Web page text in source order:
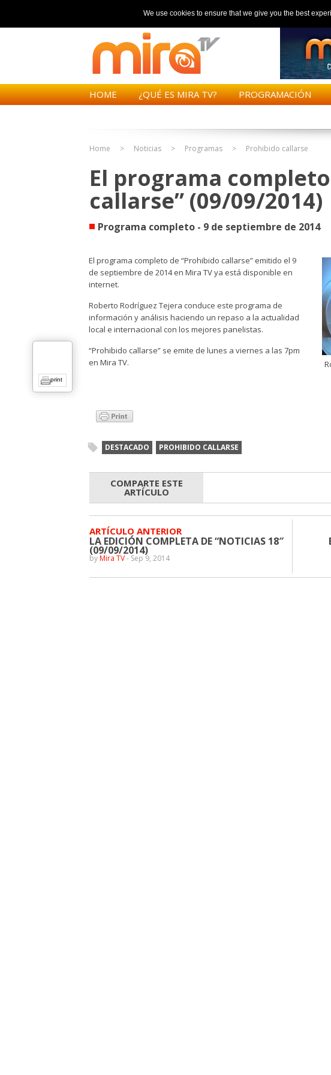
HOME ¿QUÉ ES MIRA TV? PROGRAMACIÓN
Home Noticias Programas Prohibido callarse
El programa
callarse” (09/09/2014)
Programa completo - 9 de septiembre de 2014
El programa completo de “Prohibido callarse” emitido el 9
de septiembre de 2014 en Mira TV ya está disponible en
internet.
Roberto Rodríguez Tejera conduce este programa de
información y análisis haciendo un repaso a la actualidad
local e internacional con los mejores panelistas.
“Prohibido callarse” se emite de lunes a viernes a las 7pm
en Mira TV.
DESTACADO PROHIBIDO CALLARSE
COMPARTE ESTE
ARTÍCULO
ARTÍCULO ANTERIOR
LA EDICIÓN COMPLETA DE “NOTICIAS 18″
(09/09/2014)
byMira TV- Sep 9, 2014
We use cookies to ensure that we give you the best
print